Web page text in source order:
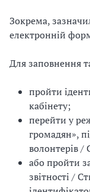
Зокрема,
електронній
Для заповнення
пройти
кабінету;
перейти у
громадян»,
волонтерів /
або пройти
звітності /